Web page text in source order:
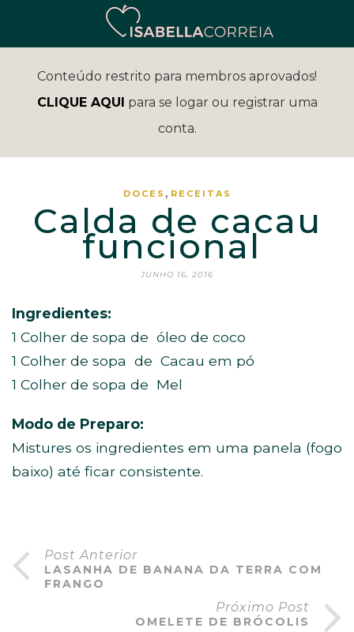
Conteúdo restrito para membros aprovados!
CLIQUE AQUI para se logar ou registrar uma
conta.
DOCES , RECEITAS
Calda de cacau
funcional
JUNHO 16, 2016
Ingredientes:
1 Colher de sopa de óleo de coco
1 Colher de sopa de Cacau em pó
1 Colher de sopa de Mel
Modo de Preparo:
Mistures os ingredientes em uma panela (fogo
baixo) até ficar consistente.
Post Anterior
LASANHA DE BANANA DA TERRA COM
FRANGO
Próximo Post
OMELETE DE BRÓCOLIS